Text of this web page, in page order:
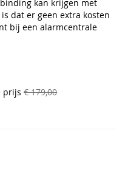
kan krijgen met
dat er geen extra kosten
bij een alarmcentrale
prijs € 179,00